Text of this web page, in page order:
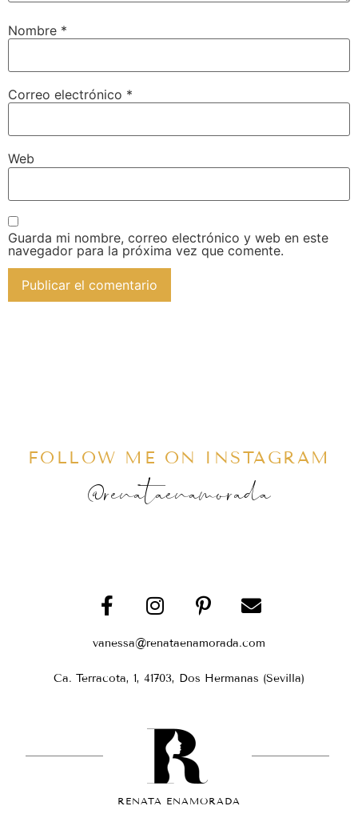
Nombre *
Correo electrónico *
Web
Guarda mi nombre, correo electrónico y web en este
navegador para la próxima vez que comente.
FOLLOW ME ON INSTAGRAM
@renataenamorada
vanessa@renataenamorada.com
Ca. Terracota, 1, 41703, Dos Hermanas (Sevilla)
RENATA ENAMORADA